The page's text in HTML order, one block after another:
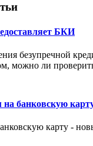
БКИ
безупречной
можно ли
на банковскую
карту -